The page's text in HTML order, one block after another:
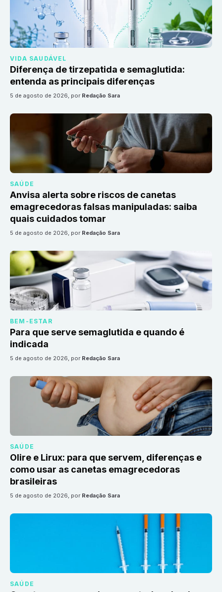
VIDA SAUDÁVEL
Diferença de tirzepatida e semaglutida:
entenda as principais diferenças
5 de agosto de 2026, por Redação Sara
SAÚDE
Anvisa alerta sobre riscos de canetas
emagrecedoras falsas manipuladas: saiba
quais cuidados tomar
5 de agosto de 2026, por Redação Sara
BEM-ESTAR
Para que serve semaglutida e quando é
indicada
5 de agosto de 2026, por Redação Sara
SAÚDE
Olire e Lirux: para que servem, diferenças e
como usar as canetas emagrecedoras
brasileiras
5 de agosto de 2026, por Redação Sara
SAÚDE